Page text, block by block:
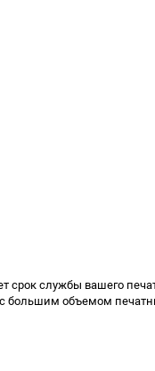
службы вашего
большим объемом